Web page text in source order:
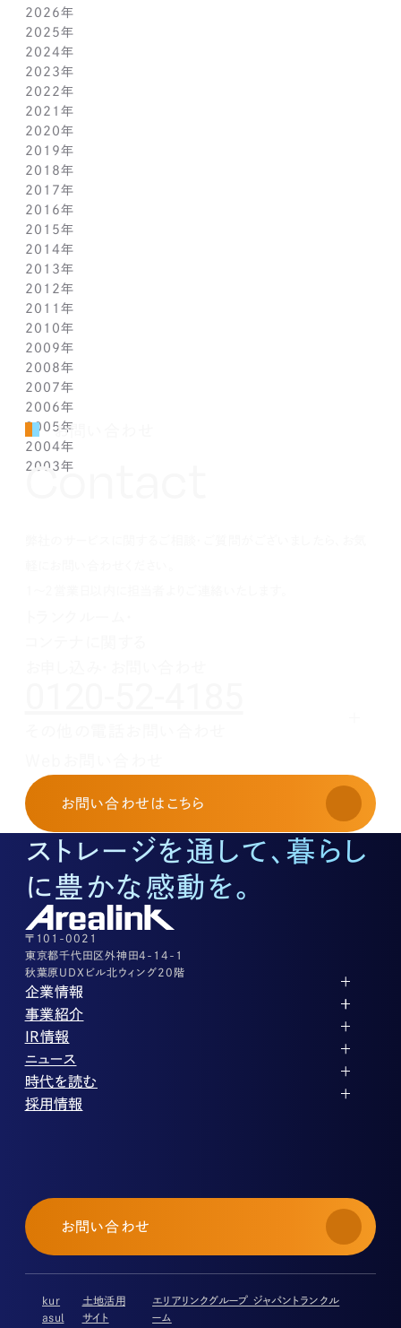
2026年
7月(1)
6月(1)
5月(1)
4月(1)
3月(1)
2月(1)
1月(1)
2025年
12月(1)
11月(1)
10月(1)
9月(1)
8月(1)
7月(1)
6月(1)
5月(1)
4月(1)
3月(1)
2月(1)
1月(2)
2024年
11月(1)
10月(1)
9月(1)
8月(1)
7月(1)
6月(1)
5月(1)
4月(1)
3月(1)
2月(1)
1月(2)
2023年
11月(1)
10月(1)
9月(1)
8月(1)
7月(1)
6月(1)
5月(1)
4月(1)
3月(1)
2月(1)
1月(2)
2022年
11月(1)
10月(1)
9月(1)
8月(1)
7月(1)
6月(1)
5月(1)
4月(1)
3月(2)
1月(2)
2021年
11月(1)
10月(1)
9月(1)
8月(1)
7月(1)
6月(1)
5月(1)
4月(1)
3月(1)
2月(1)
1月(2)
2020年
11月(2)
9月(2)
7月(1)
6月(2)
5月(2)
4月(3)
3月(2)
2月(1)
2019年
12月(2)
10月(1)
9月(2)
7月(1)
6月(2)
4月(1)
3月(1)
2月(1)
1月(1)
2018年
12月(1)
11月(1)
10月(1)
9月(2)
8月(1)
7月(1)
5月(1)
4月(1)
3月(1)
2月(1)
1月(1)
2017年
12月(1)
11月(1)
10月(1)
9月(1)
8月(1)
7月(1)
6月(1)
5月(1)
4月(1)
3月(1)
2月(1)
1月(1)
2016年
12月(1)
11月(1)
10月(1)
9月(1)
8月(1)
7月(1)
6月(1)
5月(1)
4月(1)
3月(1)
2月(1)
1月(1)
2015年
12月(1)
11月(1)
10月(1)
9月(1)
8月(1)
7月(1)
6月(1)
5月(1)
4月(1)
3月(1)
2月(1)
1月(1)
2014年
12月(1)
11月(1)
10月(1)
9月(1)
8月(1)
7月(1)
6月(1)
5月(1)
4月(1)
3月(1)
2月(1)
2013年
12月(1)
11月(1)
10月(1)
9月(1)
8月(1)
7月(1)
6月(1)
5月(1)
4月(1)
3月(1)
2012年
12月(1)
11月(1)
10月(1)
9月(1)
8月(1)
7月(1)
6月(1)
5月(1)
4月(1)
2011年
12月(1)
11月(1)
10月(1)
9月(1)
8月(1)
7月(1)
6月(1)
5月(1)
2010年
12月(1)
11月(1)
10月(1)
9月(1)
8月(1)
7月(1)
6月(1)
2009年
12月(1)
11月(1)
10月(1)
9月(1)
8月(1)
7月(1)
2008年
12月(1)
11月(1)
10月(1)
9月(1)
8月(1)
2007年
12月(1)
11月(1)
10月(1)
9月(1)
2006年
12月(1)
11月(1)
10月(1)
2005年
12月(1)
11月(1)
2004年
12月(1)
2003年
お問い合わせ
Contact
お申し込み・お問い合わせ
03-3526-8568
土地活用に関するお問い合わせ
03-3526-8574
底地に関するお問い合わせ
03-3526-8572
株式に関するお問い合わせ
03-3526-8556
その他上記に当てはまらない案件等
03-3526-8556
お問い合わせ はこちら
ストレージを通して、暮らし
に豊かな感動を。
〒101-0021
東京都千代田区外神田4-14-1
秋葉原UDXビル北ウィング20階
企業情報
代表メッセージ
企業理念
会社概要
役員紹介
沿革
コーポレートガバナンス
事業紹介
ストレージ事業
パートナー制度
ストレージライフ
土地権利整備事業
オフィス事業
アセット事業
IR情報
IRカレンダー
中期経営計画
事業等のリスク
株式・株主情報
個人投資家の皆様へ
よくある質問・用語集
IRメール登録
免責事項
ニュース
PR
IR
時代を読む
投稿一覧
採用情報
採用エントリー
お問い合わせ
kur
asul
土地活用
サイト
エリアリンクグループ ジャパントランクル
ーム